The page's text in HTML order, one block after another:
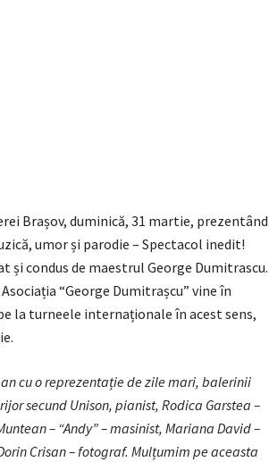
Brașov, duminică, 31 martie, prezentând
umor și parodie – Spectacol inedit!
și condus de maestrul George Dumitrascu.
“George Dumitrașcu” vine în
la turneele internaționale în acest sens,
cu o reprezentație de zile mari, balerinii
secund Unison, pianist, Rodica Garstea –
– “Andy” – masinist, Mariana David –
Crisan – fotograf. Mulțumim pe aceasta